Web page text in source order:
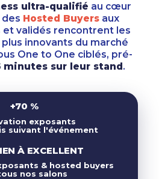
ultra-qualifié au cœur
des Hosted Buyersaux
validés rencontrent les
innovants du marché
One to One ciblés, pré-
minutes sur leur stand.
+70 %
exposants
suivant l'événement
À EXCELLENT
& hosted buyers
nos salons